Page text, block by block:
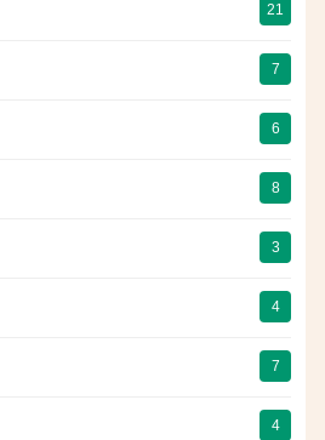
21
7
6
8
3
4
7
4